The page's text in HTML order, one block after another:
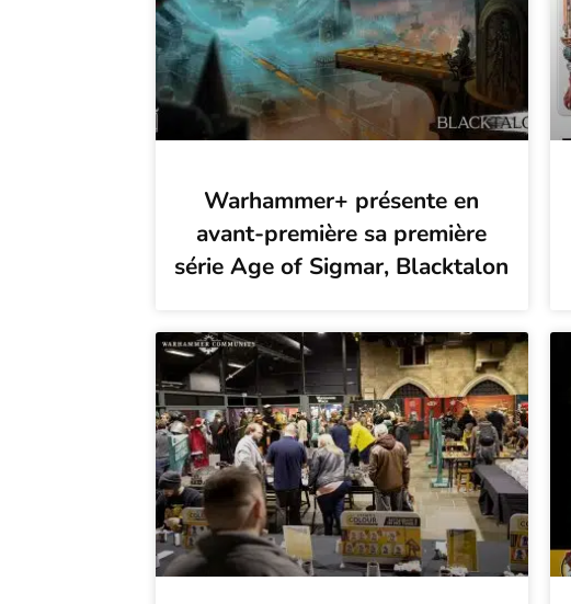
Warhammer+ présente en
avant-première sa première
série Age of Sigmar, Blacktalon